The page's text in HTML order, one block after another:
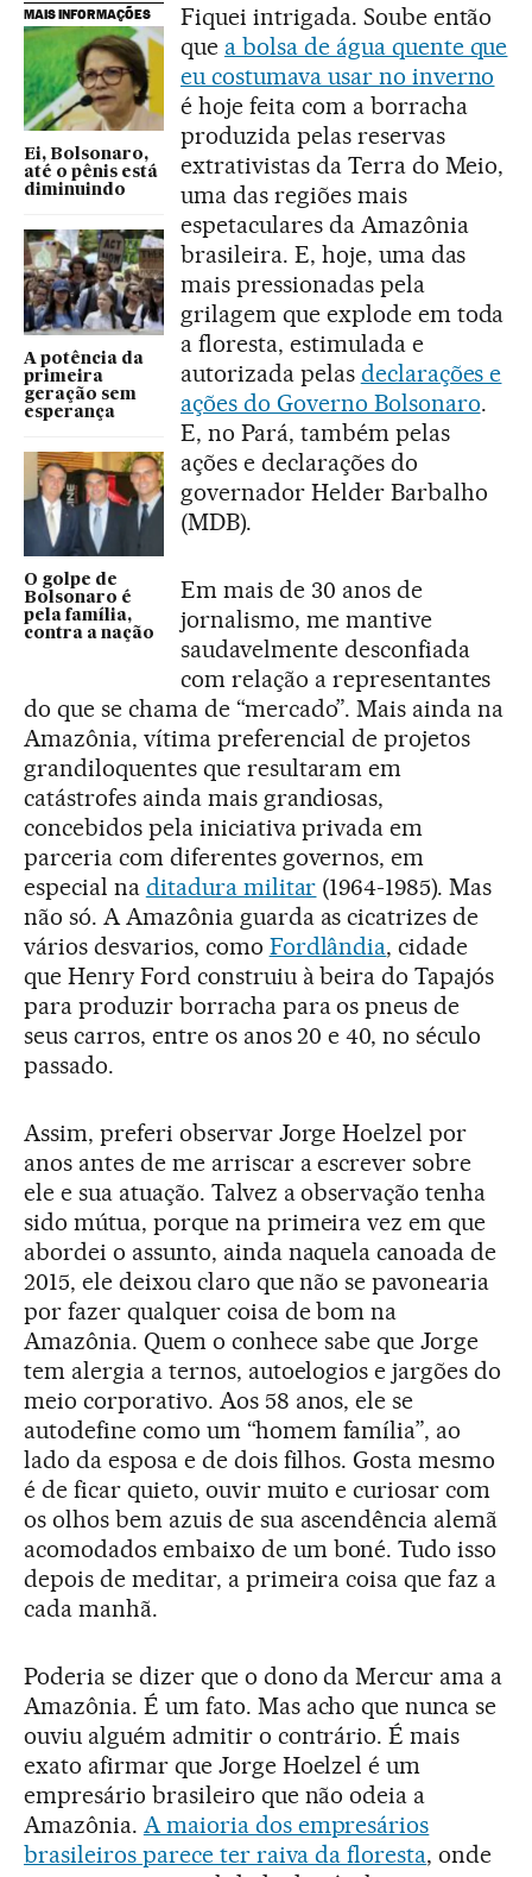
MAIS INFORMAÇÕES
Ei, Bolsonaro,
até o pênis está
diminuindo
A potência da
primeira
geração sem
esperança
O golpe de
Bolsonaro é
pela família,
contra a nação
Fiquei intrigada. Soube então
que a bolsa de água quente que
eu costumava usar no inverno
é hoje feita com a borracha
produzida pelas reservas
extrativistas da Terra do Meio,
uma das regiões mais
espetaculares da Amazônia
brasileira. E, hoje, uma das
mais pressionadas pela
grilagem que explode em toda
a floresta, estimulada e
autorizada pelas declarações e
ações do Governo Bolsonaro.
E, no Pará, também pelas
ações e declarações do
governador Helder Barbalho
(MDB).
Em mais de 30 anos de
jornalismo, me mantive
saudavelmente desconfiada
com relação a representantes
do que se chama de “mercado”. Mais ainda na
Amazônia, vítima preferencial de projetos
grandiloquentes que resultaram em
catástrofes ainda mais grandiosas,
concebidos pela iniciativa privada em
parceria com diferentes governos, em
especial na ditadura militar (1964-1985). Mas
não só. A Amazônia guarda as cicatrizes de
vários desvarios, como Fordlândia, cidade
que Henry Ford construiu à beira do Tapajós
para produzir borracha para os pneus de
seus carros, entre os anos 20 e 40, no século
passado.
Assim, preferi observar Jorge Hoelzel por
anos antes de me arriscar a escrever sobre
ele e sua atuação. Talvez a observação tenha
sido mútua, porque na primeira vez em que
abordei o assunto, ainda naquela canoada de
2015, ele deixou claro que não se pavonearia
por fazer qualquer coisa de bom na
Amazônia. Quem o conhece sabe que Jorge
tem alergia a ternos, autoelogios e jargões do
meio corporativo. Aos 58 anos, ele se
autodefine como um “homem família”, ao
lado da esposa e de dois filhos. Gosta mesmo
é de ficar quieto, ouvir muito e curiosar com
os olhos bem azuis de sua ascendência alemã
acomodados embaixo de um boné. Tudo isso
depois de meditar, a primeira coisa que faz a
cada manhã.
Poderia se dizer que o dono da Mercur ama a
Amazônia. É um fato. Mas acho que nunca se
ouviu alguém admitir o contrário. É mais
exato afirmar que Jorge Hoelzel é um
empresário brasileiro que não odeia a
Amazônia. A maioria dos empresários
brasileiros parece ter raiva da floresta, onde